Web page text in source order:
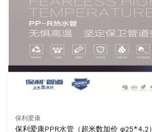
保利爱康
保利爱康PPR水管（超米数加价 φ25*4.2）